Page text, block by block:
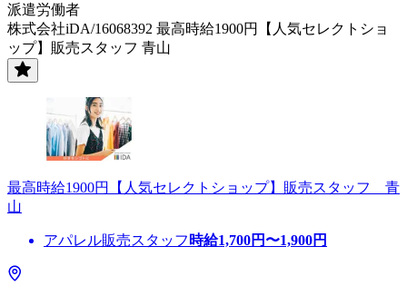
派遣労働者
株式会社iDA/16068392 最高時給1900円【人気セレクトショ
ップ】販売スタッフ 青山
最高時給1900円【人気セレクトショップ】販売スタッフ 青
山
アパレル販売スタッフ 時給1,700円〜1,900円